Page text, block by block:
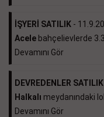
İŞYERİ SATILIK -
Acele bahçelievlerde
Devamını Gör
DEVREDENLER SATILIK
Halkalı meydanındaki
Devamını Gör